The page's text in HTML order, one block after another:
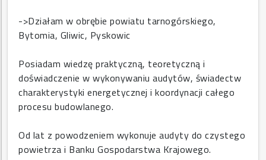
->Działam w obrębie powiatu tarnogórskiego,
Bytomia, Gliwic, Pyskowic
Posiadam wiedzę praktyczną, teoretyczną i
doświadczenie w wykonywaniu audytów, świadectw
charakterystyki energetycznej i koordynacji całego
procesu budowlanego.
Od lat z powodzeniem wykonuje audyty do czystego
powietrza i Banku Gospodarstwa Krajowego.